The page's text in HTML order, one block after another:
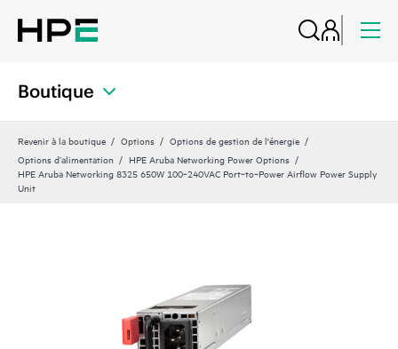
Boutique
Revenir à la boutique Options
Options de gestion de l'énergie
Options d’alimentation
HPE Aruba Networking Power Options
HPE Aruba Networking 8325 650W 100‑240VAC Port‑to‑Power Airflow Power Supply
Unit